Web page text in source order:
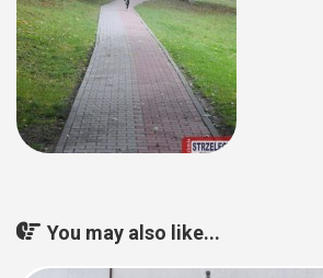
You may also like...